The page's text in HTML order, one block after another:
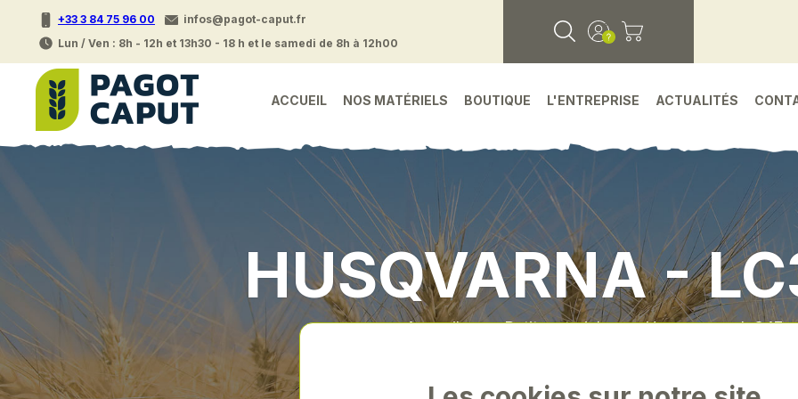
+33 3 84 75 96 00
infos@pagot-caput.fr
Lun / Ven : 8h - 12h et 13h30 - 18 h et le samedi de 8h à 12h00
ACCUEIL NOS MATÉRIELS BOUTIQUE L'ENTREPRISE ACTUALITÉS
HUSQVARNA -
Accueil•Petit materiel•Husqvarna - lc347v